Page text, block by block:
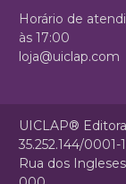
Horário de
às 17:00
loja@uiclap.com
UICLAP®
35.252.144/0001-
Rua dos